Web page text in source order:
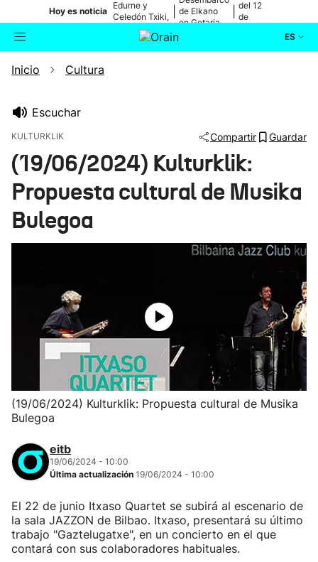
Hoy es noticia
Edurne y
Celedón Txiki,
en directo
de Elkano
en Getaria
del 12
de
ES
Buscador
Ikusmiran
Inicio Cultura
Escuchar
KULTURKLIK Compartir Guardar
(19/06/2024) Kulturklik:
Propuesta cultural de Musika
Bulegoa
(19/06/2024) Kulturklik: Propuesta cultural de Musika
Bulegoa
eitb
19/06/2024 - 10:00
Última actualización 19/06/2024 - 10:00
El 22 de junio Itxaso Quartet se subirá al escenario de
la sala JAZZON de Bilbao. Itxaso, presentará su último
trabajo "Gaztelugatxe", en un concierto en el que
contará con sus colaboradores habituales.